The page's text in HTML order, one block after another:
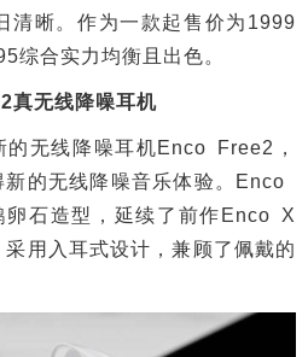
清晰。作为一款起售价为1999
综合实力均衡且出色。
无线降噪耳机
无线降噪耳机Enco Free2，
的无线降噪音乐体验。Enco
卵石造型，延续了前作Enco X
用入耳式设计，兼顾了佩戴的